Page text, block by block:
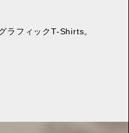
ラフィックT-Shirts。